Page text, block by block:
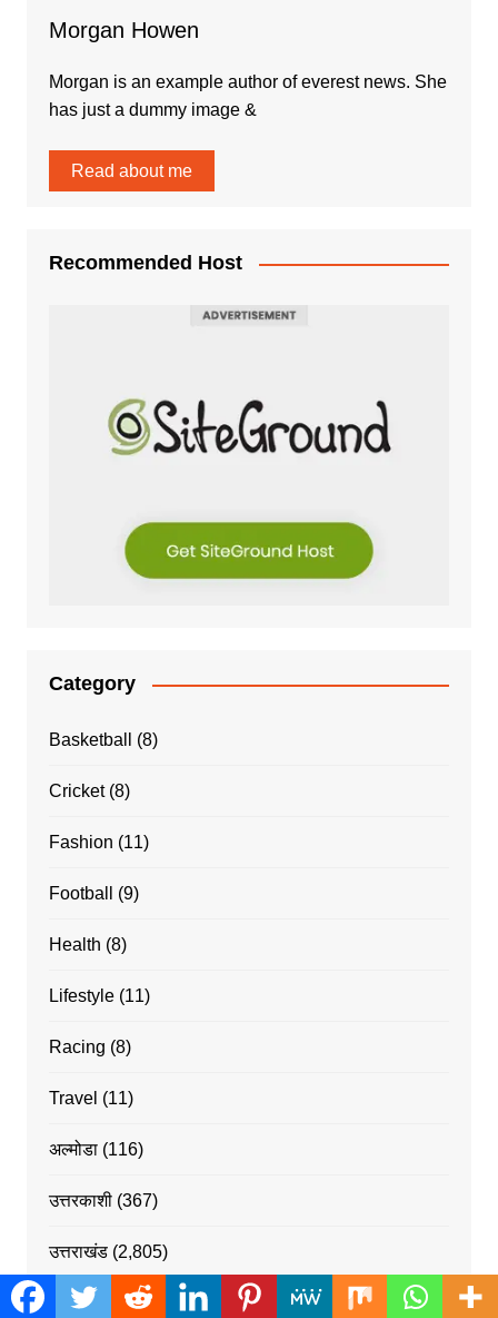
Morgan Howen
Morgan is an example author of everest news. She
has just a dummy image &
Read about me
Recommended Host
Category
Basketball (8)
Cricket(8)
Fashion (11)
Football (9)
Health (8)
Lifestyle(11)
Racing (8)
Travel (11)
अल्मोडा(116)
उत्तरकाशी(367)
उत्तराखंड(2,805)
उत्तराखंड (23,202)